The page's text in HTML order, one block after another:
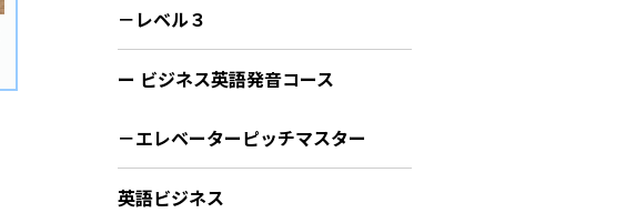
－レベル３
ー ビジネス英語発音コース
－エレベーターピッチマスター
英語ビジネス